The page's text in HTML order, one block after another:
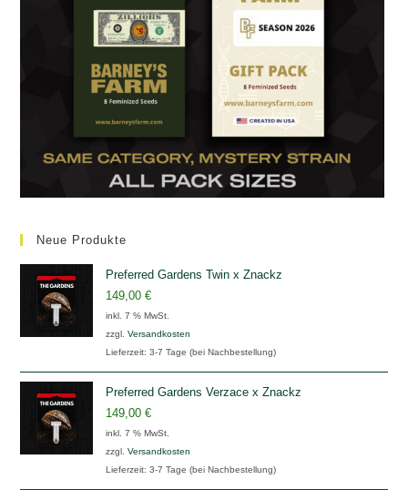
Neue Produkte
Preferred Gardens Twin x Znackz
149,00€
inkl. 7 % MwSt.
zzgl.Versandkosten
Lieferzeit:3-7 Tage (bei Nachbestellung)
Preferred Gardens Verzace x Znackz
149,00€
inkl. 7 % MwSt.
zzgl.Versandkosten
Lieferzeit:3-7 Tage (bei Nachbestellung)